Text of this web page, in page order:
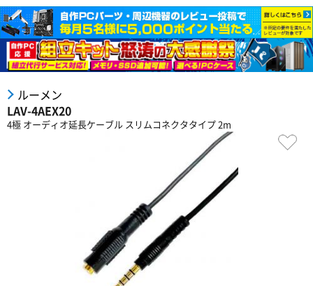
ルーメン
LAV-4AEX20
4極 オーディオ延長ケーブル スリムコネクタタイプ 2m